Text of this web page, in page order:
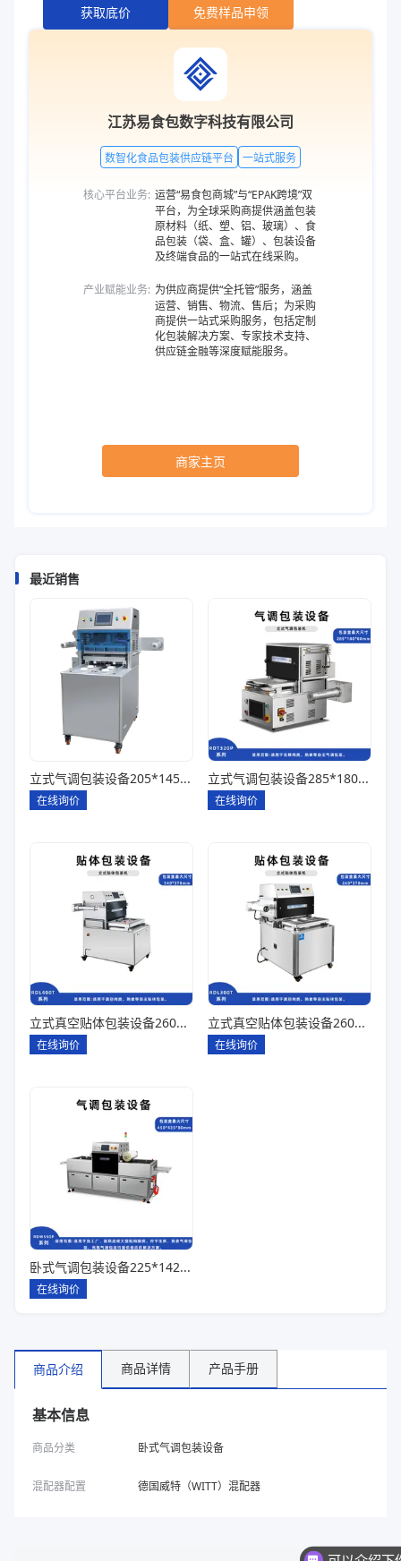
获取底价 免费样品申领
江苏易食包数字科技有限公司
数智化食品包装供应链平台 一站式服务
核心平台业务: 运营“易食包商城”与“EPAK跨境”双
平台，为全球采购商提供涵盖包装
原材料（纸、塑、铝、玻璃）、食
品包装（袋、盒、罐）、包装设备
及终端食品的一站式在线采购。
产业赋能业务: 为供应商提供“全托管”服务，涵盖
运营、销售、物流、售后；为采购
商提供一站式采购服务，包括定制
化包装解决方案、专家技术支持、
供应链金融等深度赋能服务。
商家主页
最近销售
立式气调包装设备205*145*85一出四
在线询价
立式气调包装设备285*180*80一出一
在线询价
立式真空贴体包装设备260*180一出四
在线询价
立式真空贴体包装设备260*180一出二
在线询价
卧式气调包装设备225*142*80一出六
在线询价
商品介绍 商品详情 产品手册
基本信息
商品分类 卧式气调包装设备
混配器配置 德国威特（WITT）混配器